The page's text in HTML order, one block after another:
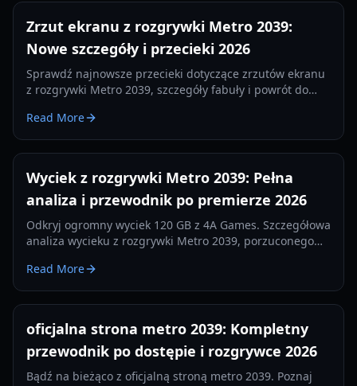
Zrzut ekranu z rozgrywki Metro 2039:
Nowe szczegóły i przecieki 2026
Sprawdź najnowsze przecieki dotyczące zrzutów ekranu
z rozgrywki Metro 2039, szczegóły fabuły i powrót do
2026 roku.
Read More
Wyciek z rozgrywki Metro 2039: Pełna
analiza i przewodnik po premierze 2026
Odkryj ogromny wyciek 120 GB z 4A Games. Szczegółowa
analiza wycieku z rozgrywki Metro 2039, porzuconego
Read More
oficjalna strona metro 2039: Kompletny
przewodnik po dostępie i rozgrywce 2026
Bądź na bieżąco z oficjalną stroną metro 2039. Poznaj